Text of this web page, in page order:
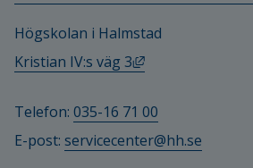
Högskolan i Halmstad
Kristian IV:s väg 3
Länk till annan
Telefon: 035-16 71 00
E-post: servicecenter@hh.se